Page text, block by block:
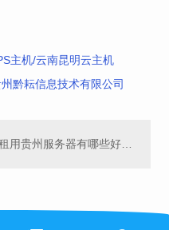
主机/云南昆明云主机
黔耘信息技术有限公司